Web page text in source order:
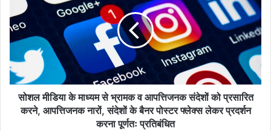
माध्यम
से
भ्रामक
आपत्तिजनक
संदेशों
प्रसारित
सोशल मीडिया के माध्यम से भ्रामक व आपत्तिजनक संदेशों को प्रसारित
करने, आपत्तिजनक नारों, संदेशों के बैनर पोस्टर फ्लेक्स लेकर प्रदर्शन
करना पूर्णतः प्रतिबंधित